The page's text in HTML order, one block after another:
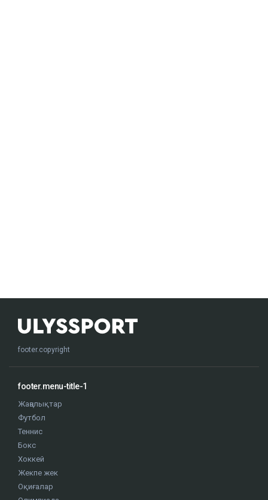
footer.copyright
footer.menu-title-1
Жаңалықтар
Футбол
Теннис
Бокс
Хоккей
Жекпе жек
Оқиғалар